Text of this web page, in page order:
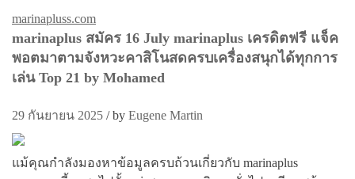
marinapluss.com
marinaplus สมัคร 16 July marinaplus เครดิตฟรี แจ็ค
พอตมาตามจังหวะคาสิโนสดครบเครื่องสนุกได้ทุกการ
เล่น Top 21 by Mohamed
29 กันยายน 2025 / by Eugene Martin
แม้คุณกำลังมองหาข้อมูลครบถ้วนเกี่ยวกับ marinaplus